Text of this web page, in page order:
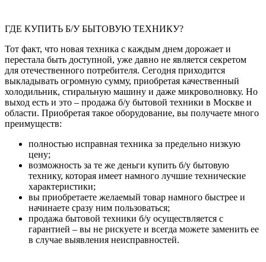
ГДЕ КУПИТЬ Б/У БЫТОВУЮ ТЕХНИКУ?
Тот факт, что новая техника с каждым днем дорожает и
перестала быть доступной, уже давно не является секретом
для отечественного потребителя. Сегодня приходится
выкладывать огромную сумму, приобретая качественный
холодильник, стиральную машину и даже микроволновку. Но
выход есть и это – продажа б/у бытовой техники в Москве и
области. Приобретая такое оборудование, вы получаете много
преимуществ:
полностью исправная техника за предельно низкую
цену;
возможность за те же деньги купить б/у бытовую
технику, которая имеет намного лучшие технические
характеристики;
вы приобретаете желаемый товар намного быстрее и
начинаете сразу ним пользоваться;
продажа бытовой техники б/у осуществляется с
гарантией – вы не рискуете и всегда можете заменить ее
в случае выявления неисправностей.